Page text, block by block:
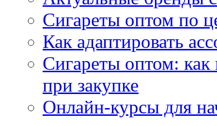
Сигареты оптом по
Как адаптировать
Сигареты оптом:
при закупке
Онлайн-курсы для